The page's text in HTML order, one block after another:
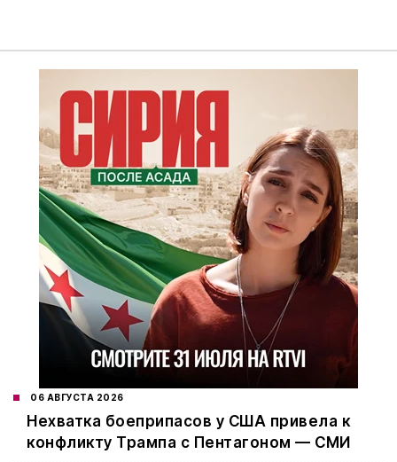
06 АВГУСТА 2026
Нехватка боеприпасов у США привела к
конфликту Трампа с Пентагоном — СМИ